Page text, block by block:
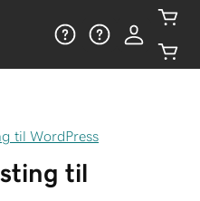
til WordPress
til